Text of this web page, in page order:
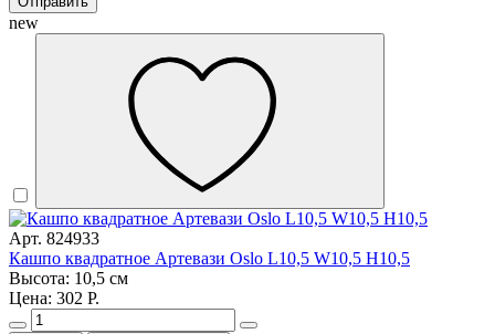
new
Арт. 824933
Кашпо квадратное Артевази Oslo L10,5 W10,5 H10,5
Высота: 10,5 см
Цена: 302 Р.